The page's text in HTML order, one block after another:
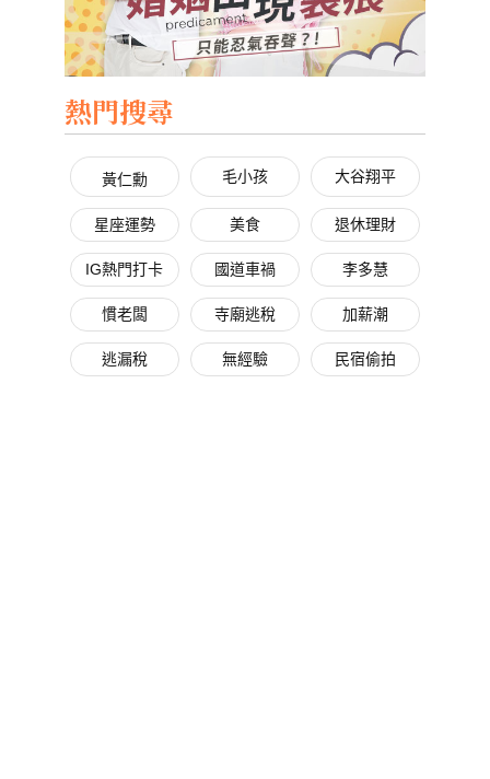
熱門搜尋
黃仁勳 毛小孩 大谷翔平
星座運勢 美食 退休理財
IG熱門打卡 國道車禍 李多慧
慣老闆 寺廟逃稅 加薪潮
逃漏稅 無經驗 民宿偷拍